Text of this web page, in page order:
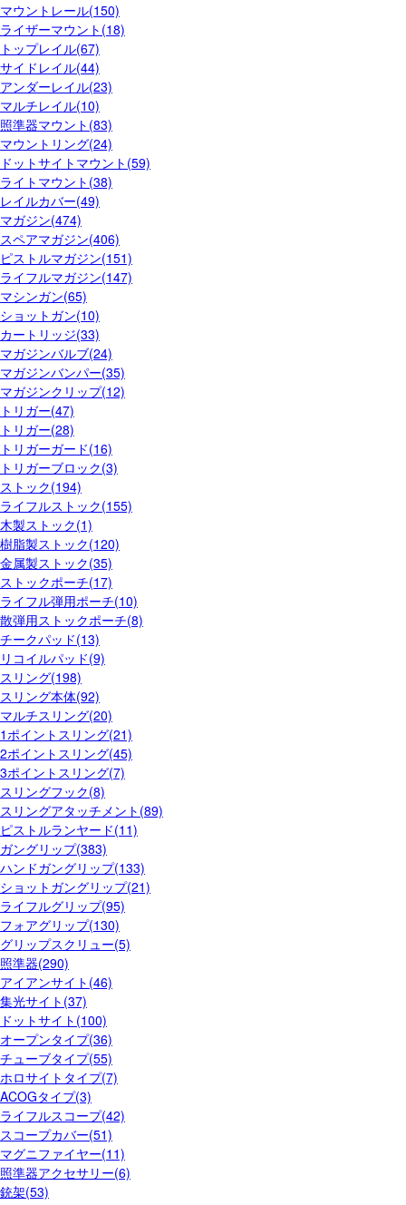
マウントレール(150)
ライザーマウント(18)
トップレイル(67)
サイドレイル(44)
アンダーレイル(23)
マルチレイル(10)
照準器マウント(83)
マウントリング(24)
ドットサイトマウント(59)
ライトマウント(38)
レイルカバー(49)
マガジン(474)
スペアマガジン(406)
ピストルマガジン(151)
ライフルマガジン(147)
マシンガン(65)
ショットガン(10)
カートリッジ(33)
マガジンバルブ(24)
マガジンバンパー(35)
マガジンクリップ(12)
トリガー(47)
トリガー(28)
トリガーガード(16)
トリガーブロック(3)
ストック(194)
ライフルストック(155)
木製ストック(1)
樹脂製ストック(120)
金属製ストック(35)
ストックポーチ(17)
ライフル弾用ポーチ(10)
散弾用ストックポーチ(8)
チークパッド(13)
リコイルパッド(9)
スリング(198)
スリング本体(92)
マルチスリング(20)
1ポイントスリング(21)
2ポイントスリング(45)
3ポイントスリング(7)
スリングフック(8)
スリングアタッチメント(89)
ピストルランヤード(11)
ガングリップ(383)
ハンドガングリップ(133)
ショットガングリップ(21)
ライフルグリップ(95)
フォアグリップ(130)
グリップスクリュー(5)
照準器(290)
アイアンサイト(46)
集光サイト(37)
ドットサイト(100)
オープンタイプ(36)
チューブタイプ(55)
ホロサイトタイプ(7)
ACOGタイプ(3)
ライフルスコープ(42)
スコープカバー(51)
マグニファイヤー(11)
照準器アクセサリー(6)
銃架(53)